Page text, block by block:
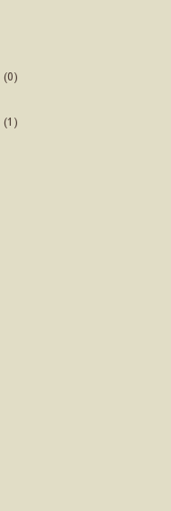
(0)
(1)